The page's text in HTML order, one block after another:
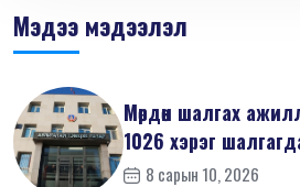
Мэдээ мэдээлэл
Мөрдөн шалгах
1026 хэрэг
8 сарын 10, 2026